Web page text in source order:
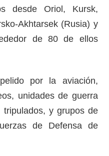
desde Oriol, Kursk,
Akhtarsek (Rusia) y
de 80 de ellos
por la aviación,
unidades de guerra
y grupos de
de Defensa de